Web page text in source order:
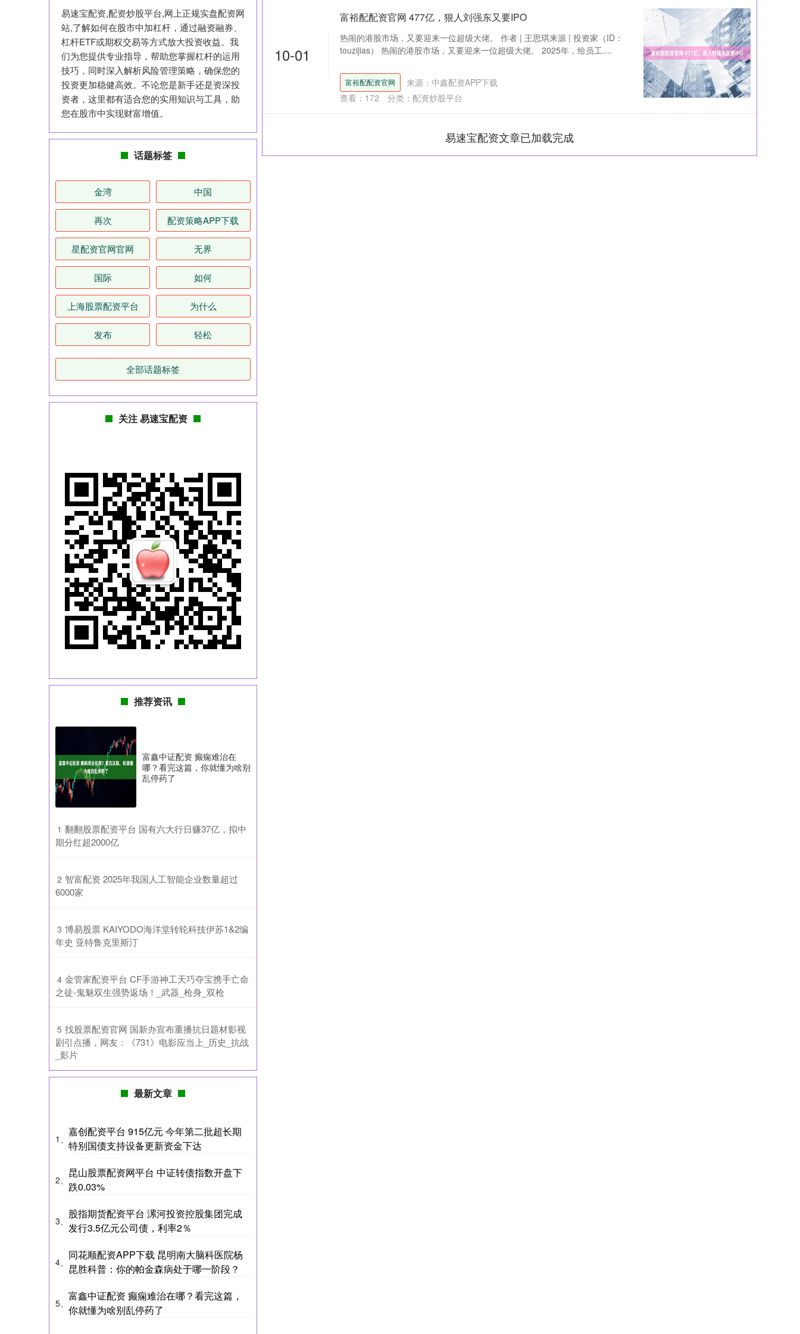
10-01
富裕配配资官网 477亿，狠人刘强东又要IPO
热闹的港股市场，又要迎来一位超级大佬。 作者 | 王思琪来源 | 投资家（ID：
touzijias） 热闹的港股市场，又要迎来一位超级大佬。 2025年，给员工....
富裕配配资官网
来源：中鑫配资APP下载
查看： 172 分类： 配资炒股平台
易速宝配资文章已加载完成
易速宝配资,配资炒股平台,网上正规实盘配资网
站,了解如何在股市中加杠杆，通过融资融券、
杠杆ETF或期权交易等方式放大投资收益。我
们为您提供专业指导，帮助您掌握杠杆的运用
技巧，同时深入解析风险管理策略，确保您的
投资更加稳健高效。不论您是新手还是资深投
资者，这里都有适合您的实用知识与工具，助
您在股市中实现财富增值。
话题标签
金湾 中国
再次 配资策略APP下载
星配资官网官网 无界
国际 如何
上海股票配资平台 为什么
发布 轻松
全部话题标签
关注 易速宝配资
推荐资讯
富鑫中证配资 癫痫难治在
哪？看完这篇，你就懂为啥别
乱停药了
1 ​翻翻股票配资平台 国有六大行日赚37亿，拟中
期分红超2000亿
2 ​智富配资 2025年我国人工智能企业数量超过
6000家
3 ​博易股票 KAIYODO海洋堂转轮科技伊苏1&2编
年史 亚特鲁克里斯汀
4 ​金管家配资平台 CF手游神工天巧夺宝携手亡命
之徒-鬼魅双生强势返场！_武器_枪身_双枪
5 ​找股票配资官网 国新办宣布重播抗日题材影视
剧引点播，网友：《731》电影应当上_历史_抗战
_影片
最新文章
1、
嘉创配资平台 915亿元 今年第二批超长期
特别国债支持设备更新资金下达
2、
昆山股票配资网平台 中证转债指数开盘下
跌0.03%
3、
股指期货配资平台 漯河投资控股集团完成
发行3.5亿元公司债，利率2％
4、
同花顺配资APP下载 昆明南大脑科医院杨
昆胜科普：你的帕金森病处于哪一阶段？
5、
富鑫中证配资 癫痫难治在哪？看完这篇，
你就懂为啥别乱停药了